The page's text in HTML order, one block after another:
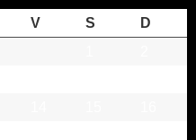
V S
D